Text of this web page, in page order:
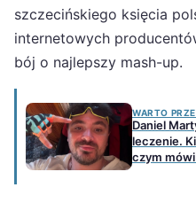
szczecińskiego księcia
internetowych
bój o najlepszy mash-up.
WARTO
Daniel
leczenie.
czym mówi